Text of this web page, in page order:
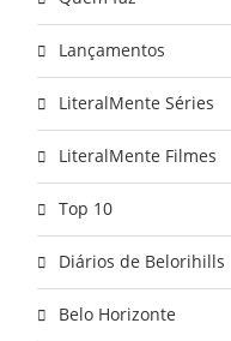
Lançamentos
LiteralMente Séries
LiteralMente Filmes
Top 10
Diários de Belorihills
Belo Horizonte